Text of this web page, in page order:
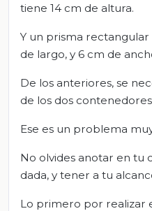
tiene 14 cm de altura.
Y un prisma
de largo, y 6 cm de
De los anteriores, se
de los dos
Ese es un problema
No olvides anotar en tu
dada, y tener a tu
Lo primero por realizar